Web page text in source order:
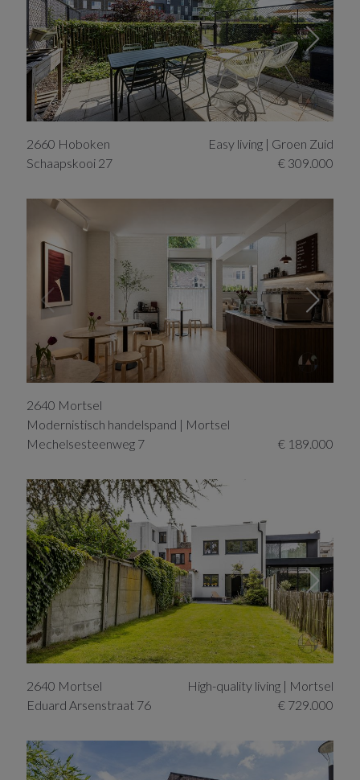
2660 Hoboken
Schaapskooi 27
Easy living | Groen Zuid
€ 309.000
2640 Mortsel
Mechelsesteenweg 7
Modernistisch handelspand | Mortsel
€ 189.000
2640 Mortsel
Eduard Arsenstraat 76
High-quality living | Mortsel
€ 729.000